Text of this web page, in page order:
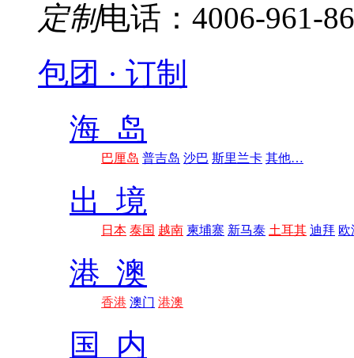
定制电话：4006-961-
包团 · 订制
海 岛
巴厘岛 普吉岛 沙巴 斯里兰卡 其他…
出 境
日本 泰国 越南 柬埔寨 新马泰 土耳其 迪拜 欧
港 澳
香港 澳门 港澳
国 内